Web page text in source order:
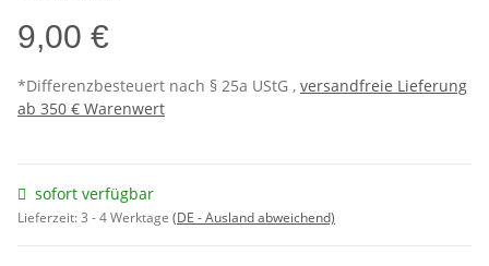
9,00 €
*Differenzbesteuert nach § 25a UStG , versandfreie Lieferung
ab 350 € Warenwert
sofort verfügbar
Lieferzeit:3 - 4 Werktage (DE - Ausland abweichend)